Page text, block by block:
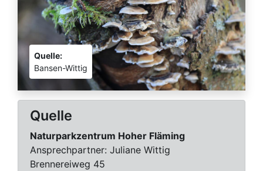
Quelle:
Bansen-Wittig
Quelle
Naturparkzentrum Hoher Fläming
Ansprechpartner: Juliane Wittig
Brennereiweg 45